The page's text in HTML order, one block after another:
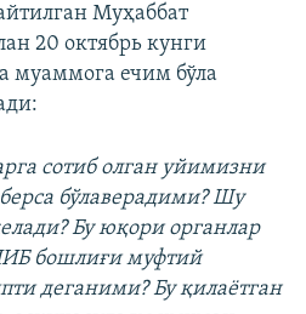
Муҳаббат
20 октябрь кунги
муаммога ечим бўла
сотиб олган уйимизни
бўлаверадими? Шу
Бу юқори органлар
бошлиғи муфтий
деганими? Бу қилаëтган